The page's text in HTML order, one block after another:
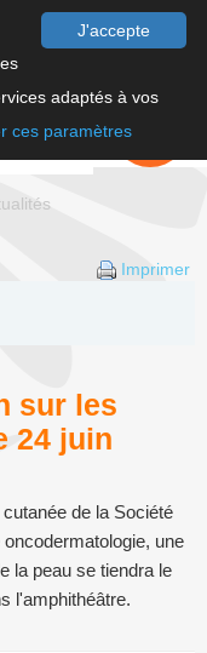
J'accepte
adaptés à vos
ces paramètres
FAIRE UN
DON
Imprimer
sur les
24 juin
de la Société
une
la peau se tiendra le
l'amphithéâtre.